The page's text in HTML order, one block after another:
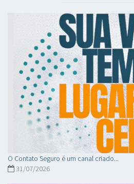
O Contato Seguro é um canal criado...
31/07/2026